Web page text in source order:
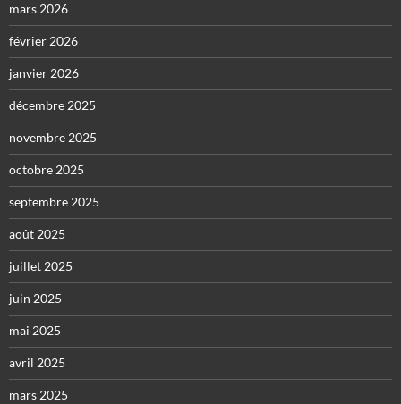
mars 2026
février 2026
janvier 2026
décembre 2025
novembre 2025
octobre 2025
septembre 2025
août 2025
juillet 2025
juin 2025
mai 2025
avril 2025
mars 2025